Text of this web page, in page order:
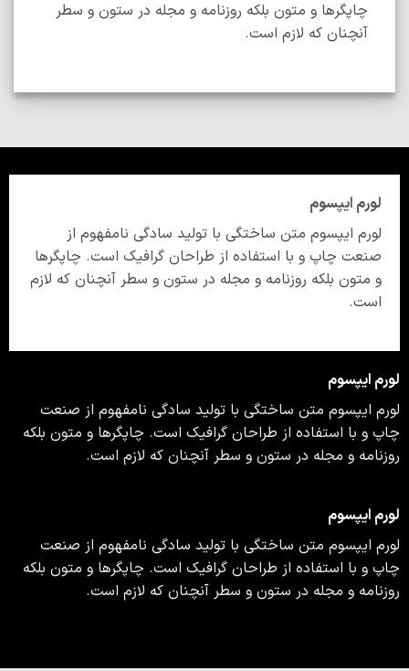
چاپگرها و متون بلکه روزنامه و مجله در ستون و سطر
آنچنان که لازم است.
لورم ایپسوم
لورم ایپسوم متن ساختگی با تولید سادگی نامفهوم از
صنعت چاپ و با استفاده از طراحان گرافیک است. چاپگرها
و متون بلکه روزنامه و مجله در ستون و سطر آنچنان که لازم
است.
ایپسوم
ایپسوم متن ساختگی با تولید سادگی نامفهوم از صنعت
و با استفاده از طراحان گرافیک است. چاپگرها و متون بلکه
و مجله در ستون و سطر آنچنان که لازم است.
ایپسوم
ایپسوم متن ساختگی با تولید سادگی نامفهوم از صنعت
و با استفاده از طراحان گرافیک است. چاپگرها و متون بلکه
و مجله در ستون و سطر آنچنان که لازم است.